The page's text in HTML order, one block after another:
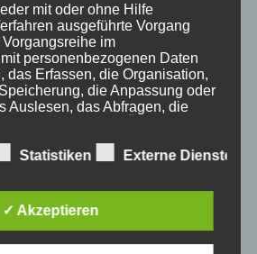
Award
mit oder ohne Hilfe
ausgeführte Vorgang
im
personenbezogenen Daten
das Erfassen, die Organisation,
die Anpassung oder
Auslesen, das Abfragen, die
Abgleich oder die Verknüpfung,
der Verarbeitung
Statistiken Externe Dienste
✓ Akzeptieren